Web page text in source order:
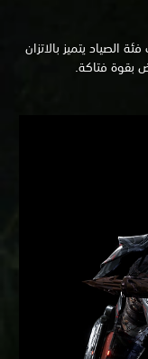
الصياد يتميز بالاتزان
بقوة فتاكة.